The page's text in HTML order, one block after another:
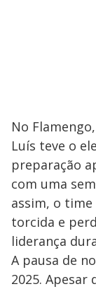
No
Luís teve o
preparação
com uma
assim, o
torcida e
liderança
A pausa de
2025. Apesar